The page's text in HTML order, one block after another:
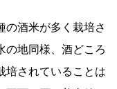
の酒米が多く栽培さ
の地同様、酒どころ
培されていることは